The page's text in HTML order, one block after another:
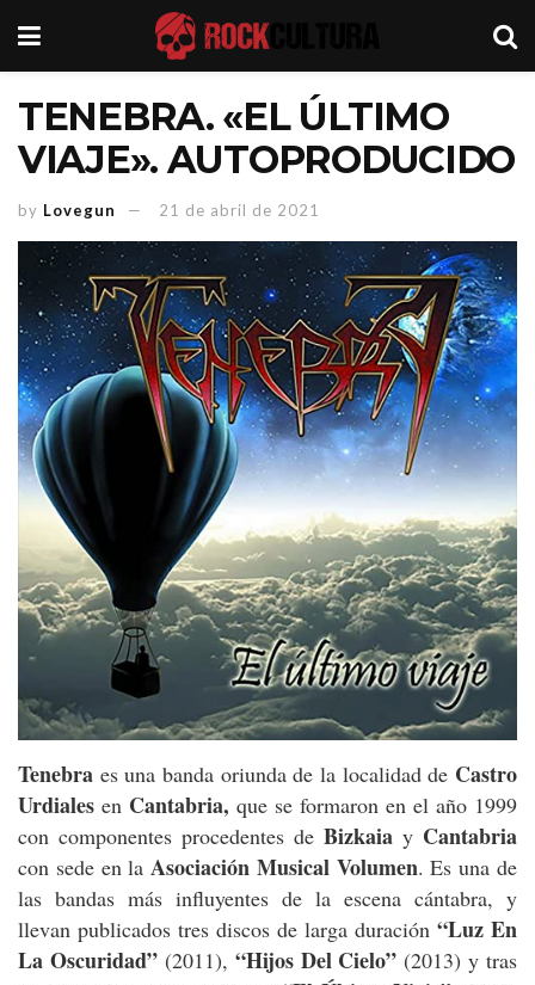
TENEBRA. «EL ÚLTIMO
VIAJE». AUTOPRODUCIDO
by Lovegun 21 de abril de 2021
Tenebra es una banda oriunda de la localidad de Castro
Urdiales en Cantabria, que se formaron en el año 1999
con componentes procedentes de Bizkaia y Cantabria
con sede en la Asociación Musical Volumen. Es una de
las bandas más influyentes de la escena cántabra, y
llevan publicados tres discos de larga duración “Luz En
La Oscuridad”(2011), “Hijos Del Cielo” (2013) y tras